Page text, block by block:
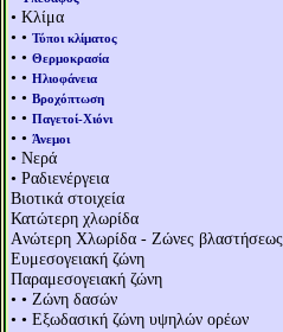
• Κλίμα
• • Τύποι κλίματος
• • Θερμοκρασία
• • Ηλιοφάνεια
• • Βροχόπτωση
• • Παγετοί-Χιόνι
• • Άνεμοι
• Νερά
• Ραδιενέργεια
Βιοτικά στοιχεία
Κατώτερη χλωρίδα
Aνώτερη Χλωρίδα - Ζώνες βλαστήσεως
Ευμεσογειακή ζώνη
Παραμεσογειακή ζώνη
• • Ζώνη δασών
• • Εξωδασική ζώνη υψηλών ορέων